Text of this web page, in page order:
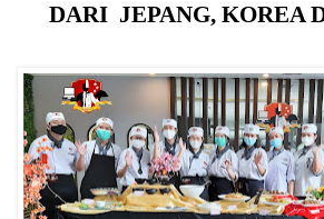
DARI JEPANG, KOREA